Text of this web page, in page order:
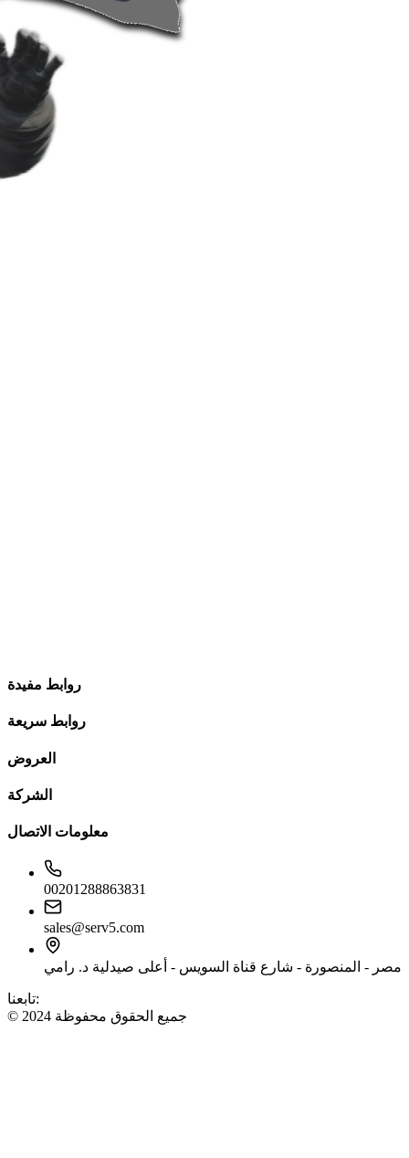
روابط مفيدة
روابط سريعة
العروض
الشركة
معلومات الاتصال
00201288863831
sales@serv5.com
مصر - المنصورة - شارع قناة السويس - أعلى صيدلية د. رامي
تابعنا:
© 2024 جميع الحقوق محفوظة